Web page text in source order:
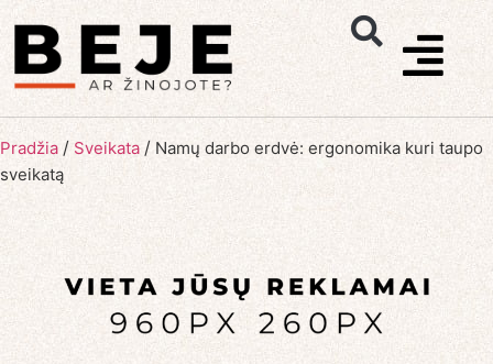
Pradžia / Sveikata / Namų darbo erdvė: ergonomika kuri taupo
sveikatą